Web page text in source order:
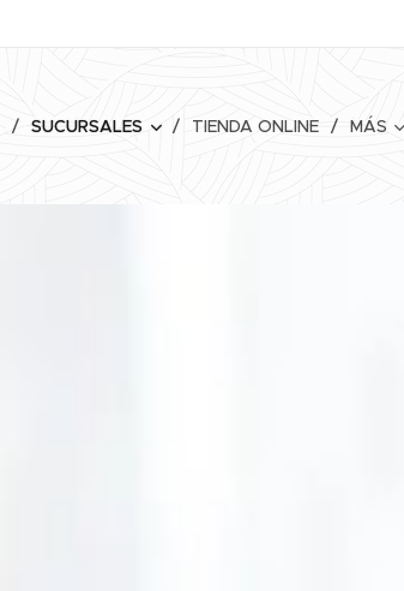
SUCURSALES TIENDA ONLINE MÁS